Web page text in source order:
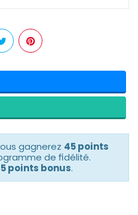
gagnerez 45 points
de fidélité.
points bonus.